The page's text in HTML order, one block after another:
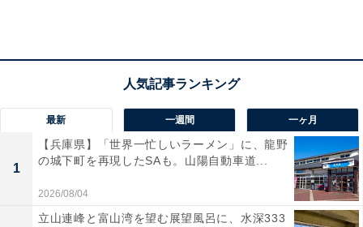
最新 一週間 一ヶ月
1
【兵庫県】「世界一忙しいラーメン」に、龍野
の城下町を再現したSAも。山陽自動車道...
2026/08/04
立山連峰と富山湾を望む展望風呂に、水深333